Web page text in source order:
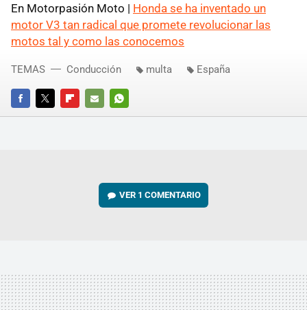
En Motorpasión Moto | Honda se ha inventado un
motor V3 tan radical que promete revolucionar las
motos tal y como las conocemos
FACEBOOKTWITTERFLIPBOARD
E-
WHATSAPP
TEMAS Conducción multa España
VER 1 COMENTARIO